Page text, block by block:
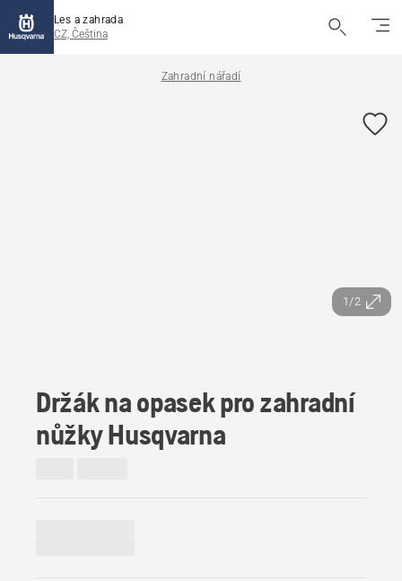
Les a zahrada
CZ, Čeština
Zahradní nářadí
1/2
Držák na opasek pro zahradní
nůžky Husqvarna